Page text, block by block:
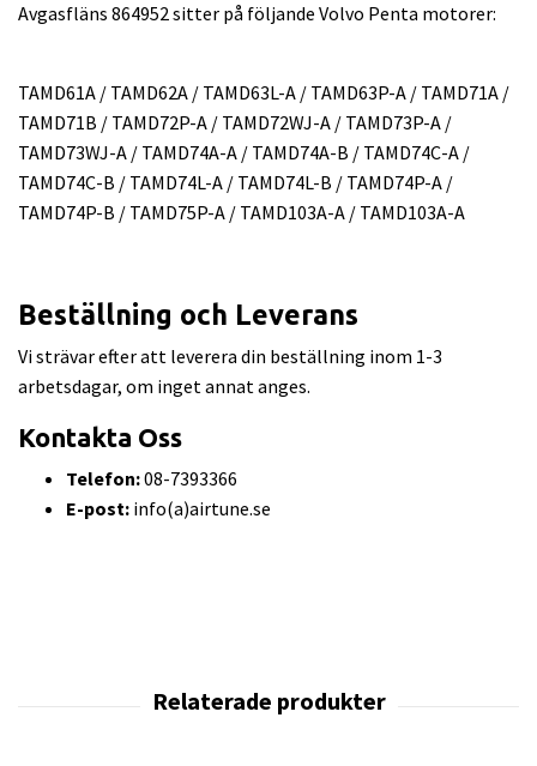
Avgasfläns 864952 sitter på följande Volvo Penta motorer:
TAMD61A / TAMD62A / TAMD63L-A / TAMD63P-A / TAMD71A /
TAMD71B / TAMD72P-A / TAMD72WJ-A / TAMD73P-A /
TAMD73WJ-A / TAMD74A-A / TAMD74A-B / TAMD74C-A /
TAMD74C-B / TAMD74L-A / TAMD74L-B / TAMD74P-A /
TAMD74P-B / TAMD75P-A / TAMD103A-A / TAMD103A-A
Beställning och Leverans
Vi strävar efter att leverera din beställning inom 1-3
arbetsdagar, om inget annat anges.
Kontakta Oss
Telefon:08-7393366
E-post: info(a)airtune.se